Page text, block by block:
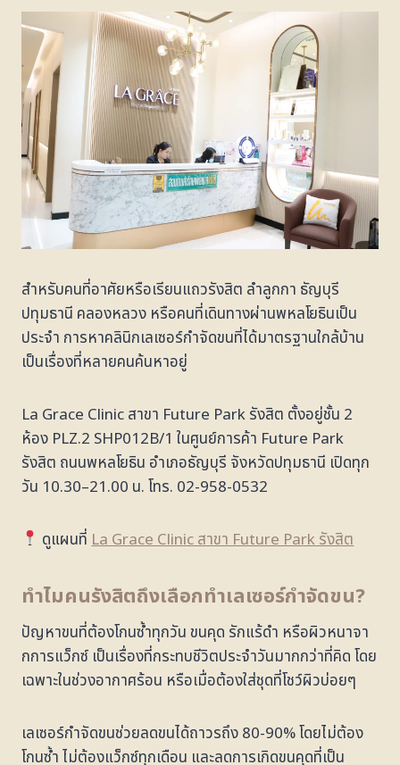
สำหรับคนที่อาศัยหรือเรียนแถวรังสิต ลำลูกกา ธัญบุรี
ปทุมธานี คลองหลวง หรือคนที่เดินทางผ่านพหลโยธินเป็น
ประจำ การหาคลินิกเลเซอร์กำจัดขนที่ได้มาตรฐานใกล้บ้าน
เป็นเรื่องที่หลายคนค้นหาอยู่
La Grace Clinic สาขา Future Park รังสิต ตั้งอยู่ชั้น 2
ห้อง PLZ.2 SHP012B/1 ในศูนย์การค้า Future Park
รังสิต ถนนพหลโยธิน อำเภอธัญบุรี จังหวัดปทุมธานี เปิดทุก
วัน 10.30–21.00 น. โทร. 02-958-0532
ดูแผนที่La Grace Clinic สาขา Future Park รังสิต
ทำไมคนรังสิตถึงเลือกทำเลเซอร์กำจัดขน?
ปัญหาขนที่ต้องโกนซ้ำทุกวัน ขนคุด รักแร้ดำ หรือผิวหนาจา
กการแว็กซ์ เป็นเรื่องที่กระทบชีวิตประจำวันมากกว่าที่คิด โดย
เฉพาะในช่วงอากาศร้อน หรือเมื่อต้องใส่ชุดที่โชว์ผิวบ่อยๆ
เลเซอร์กำจัดขนช่วยลดขนได้ถาวรถึง 80-90% โดยไม่ต้อง
โกนซ้ำ ไม่ต้องแว็กซ์ทุกเดือน และลดการเกิดขนคุดที่เป็น